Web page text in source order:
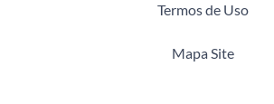
Termos de Uso
Mapa Site